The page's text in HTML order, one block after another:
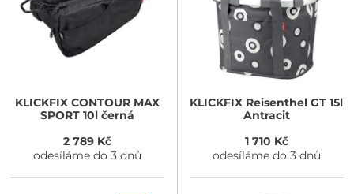
KLICKFIX CONTOUR MAX
SPORT 10l černá
2 789 Kč
odesíláme do 3 dnů
KLICKFIX Reisenthel GT 15l
Antracit
1 710 Kč
odesíláme do 3 dnů